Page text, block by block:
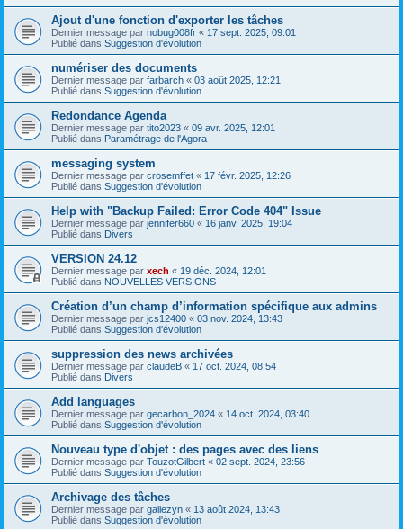
Ajout d'une fonction d'exporter les tâches
Dernier message par nobug008fr « 17 sept. 2025, 09:01
Publié dans Suggestion d'évolution
numériser des documents
Dernier message par farbarch « 03 août 2025, 12:21
Publié dans Suggestion d'évolution
Redondance Agenda
Dernier message par tito2023 « 09 avr. 2025, 12:01
Publié dans Paramétrage de l'Agora
messaging system
Dernier message par crosemffet « 17 févr. 2025, 12:26
Publié dans Suggestion d'évolution
Help with "Backup Failed: Error Code 404" Issue
Dernier message par jennifer660 « 16 janv. 2025, 19:04
Publié dans Divers
VERSION 24.12
Dernier message par xech « 19 déc. 2024, 12:01
Publié dans NOUVELLES VERSIONS
Création d’un champ d’information spécifique aux admins
Dernier message par jcs12400 « 03 nov. 2024, 13:43
Publié dans Suggestion d'évolution
suppression des news archivées
Dernier message par claudeB « 17 oct. 2024, 08:54
Publié dans Divers
Add languages
Dernier message par gecarbon_2024 « 14 oct. 2024, 03:40
Publié dans Suggestion d'évolution
Nouveau type d'objet : des pages avec des liens
Dernier message par TouzotGilbert « 02 sept. 2024, 23:56
Publié dans Suggestion d'évolution
Archivage des tâches
Dernier message par galiezyn « 13 août 2024, 13:43
Publié dans Suggestion d'évolution